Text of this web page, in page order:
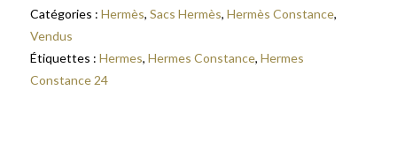
Catégories : Hermès, Sacs Hermès, Hermès Constance,
Vendus
Étiquettes : Hermes, Hermes Constance, Hermes
Constance 24